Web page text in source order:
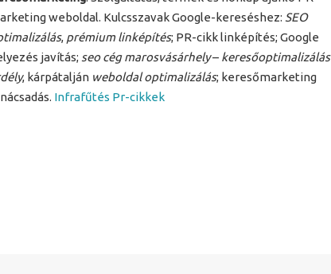
weboldal. Kulcsszavak Google-kereséshez: SEO
, prémium linképítés; PR-cikk linképítés; Google
javítás; seo cég marosvásárhely– keresőoptimalizálás
, kárpátalján weboldal optimalizálás; keresőmarketing
Infrafűtés Pr-cikkek